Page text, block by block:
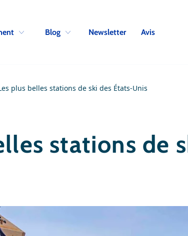
Blog Newsletter Avis
plus belles stations de ski des États-Unis
stations de